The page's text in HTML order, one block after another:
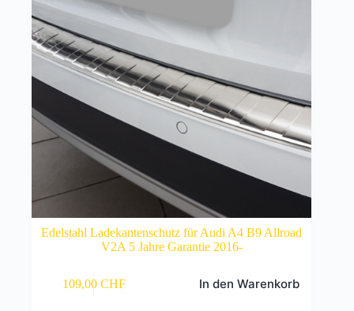
Edelstahl Ladekantenschutz für Audi A4 B9 Allroad
V2A 5 Jahre Garantie 2016-
109,00 CHF In den Warenkorb